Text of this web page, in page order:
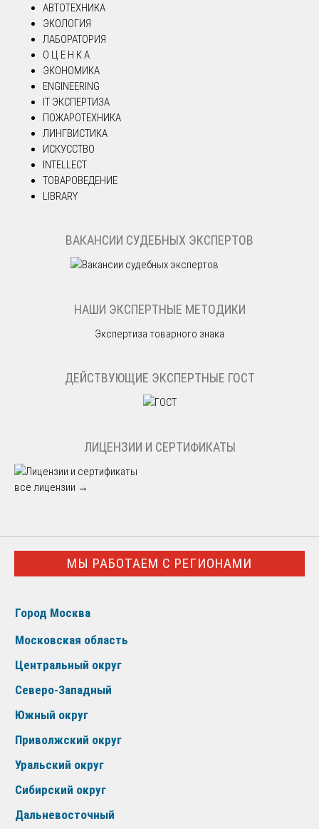
АВТОТЕХНИКА
ЭКОЛОГИЯ
ЛАБОРАТОРИЯ
О Ц Е Н К А
ЭКОНОМИКА
ENGINEERING
IT ЭКСПЕРТИЗА
ПОЖАРОТЕХНИКА
ЛИНГВИСТИКА
ИСКУССТВО
INTELLECT
ТОВАРОВЕДЕНИЕ
LIBRARY
ВАКАНСИИ СУДЕБНЫХ ЭКСПЕРТОВ
НАШИ ЭКСПЕРТНЫЕ МЕТОДИКИ
Экспертиза товарного знака
ДЕЙСТВУЮЩИЕ ЭКСПЕРТНЫЕ ГОСТ
ЛИЦЕНЗИИ И СЕРТИФИКАТЫ
все лицензии →
МЫ РАБОТАЕМ С РЕГИОНАМИ
Город Москва
Московская область
Центральный округ
Северо-Западный
Южный округ
Приволжский округ
Уральский округ
Сибирский округ
Дальневосточный